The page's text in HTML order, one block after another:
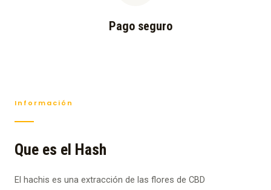
Pago seguro
Información
Que es el Hash
El hachis es una extracción de las flores de CBD